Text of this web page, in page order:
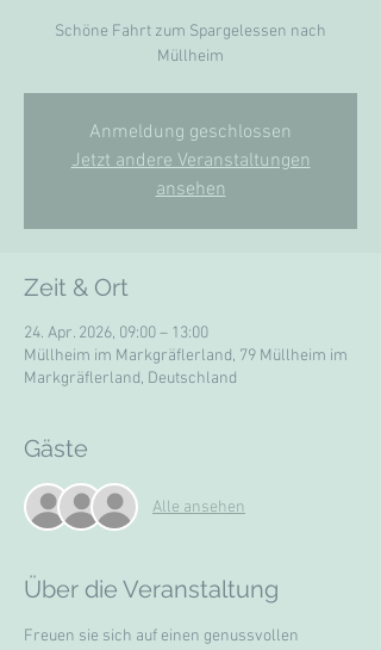
Schöne Fahrt zum Spargelessen nach
Müllheim
Anmeldung geschlossen
Jetzt andere Veranstaltungen
ansehen
Zeit & Ort
24. Apr. 2026, 09:00 – 13:00
Müllheim im Markgräflerland, 79 Müllheim im
Markgräflerland, Deutschland
Gäste
Alle ansehen
Über die Veranstaltung
Freuen sie sich auf einen genussvollen